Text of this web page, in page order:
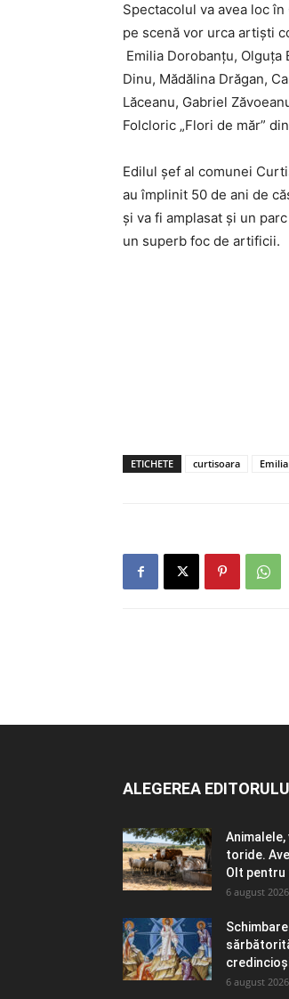
Spectacolul va avea loc
pe scenă vor urca artişti
Emilia Dorobanţu, Olguța
Dinu, Mădălina Drăgan,
Lăceanu, Gabriel
Folcloric „Flori de măr”
Edilul șef al comunei
au împlinit 50 de ani de
și va fi amplasat şi un
un superb foc de artificii.
ETICHETE curtisoara
ALEGEREA
toride.
Olt pentru
6 august
6 august